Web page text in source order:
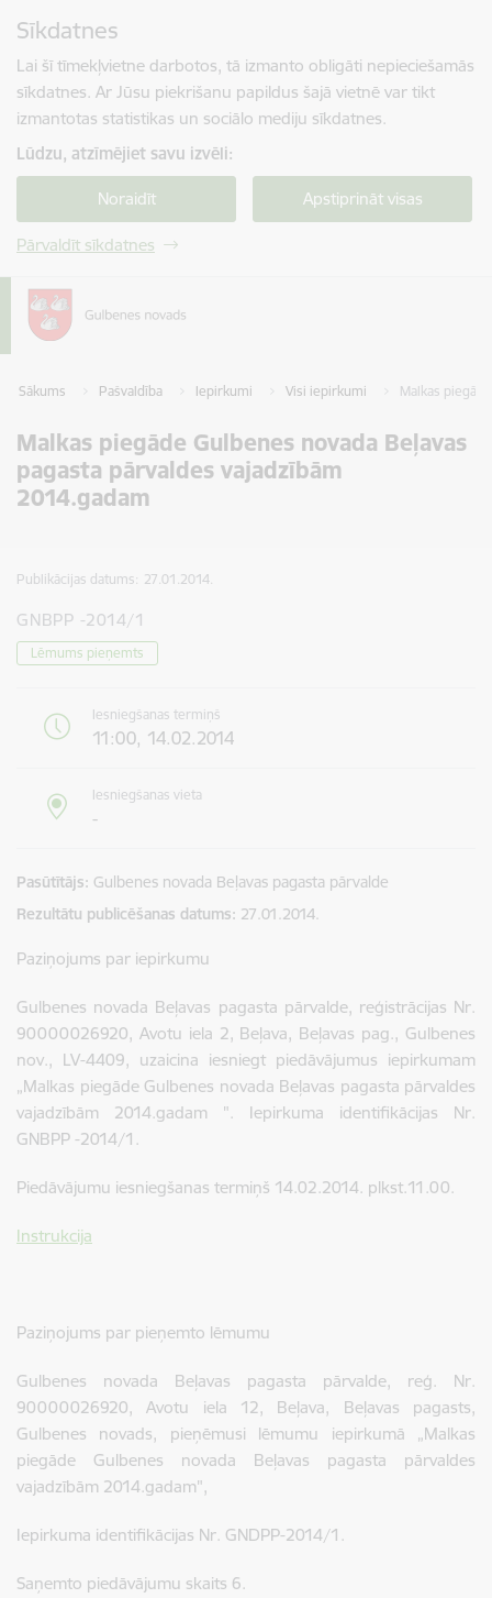
Sīkdatnes
Lai šī tīmekļvietne darbotos, tā izmanto obligāti nepieciešamās
sīkdatnes. Ar Jūsu piekrišanu papildus šajā vietnē var tikt
izmantotas statistikas un sociālo mediju sīkdatnes.
Lūdzu, atzīmējiet savu izvēli:
Noraidīt Apstiprināt visas
Pārvaldīt sīkdatnes
Sākums Pašvaldība Iepirkumi Visi iepirkumi Malkas
Malkas piegāde Gulbenes novada Beļavas
pagasta pārvaldes vajadzībām
2014.gadam
Publikācijas datums: 27.01.2014.
GNBPP -2014/1
Lēmums pieņemts
Iesniegšanas termiņš
11:00, 14.02.2014
Iesniegšanas vieta
-
Pasūtītājs Gulbenes novada Beļavas pagasta pārvalde
Rezultātu publicēšanas datums 27.01.2014.
Paziņojums par iepirkumu
Gulbenes novada Beļavas pagasta pārvalde, reģistrācijas Nr.
90000026920, Avotu iela 2, Beļava, Beļavas pag., Gulbenes
nov., LV-4409, uzaicina iesniegt piedāvājumus iepirkumam
„Malkas piegāde Gulbenes novada Beļavas pagasta pārvaldes
vajadzībām 2014.gadam ". Iepirkuma identifikācijas Nr.
GNBPP -2014/1.
Piedāvājumu iesniegšanas termiņš 14.02.2014. plkst.11.00.
Instrukcija
Paziņojums par pieņemto lēmumu
Gulbenes novada Beļavas pagasta pārvalde, reģ. Nr.
90000026920, Avotu iela 12, Beļava, Beļavas pagasts,
Gulbenes novads, pieņēmusi lēmumu iepirkumā „Malkas
piegāde Gulbenes novada Beļavas pagasta pārvaldes
vajadzībām 2014.gadam",
Iepirkuma identifikācijas Nr. GNDPP-2014/1.
Saņemto piedāvājumu skaits 6.